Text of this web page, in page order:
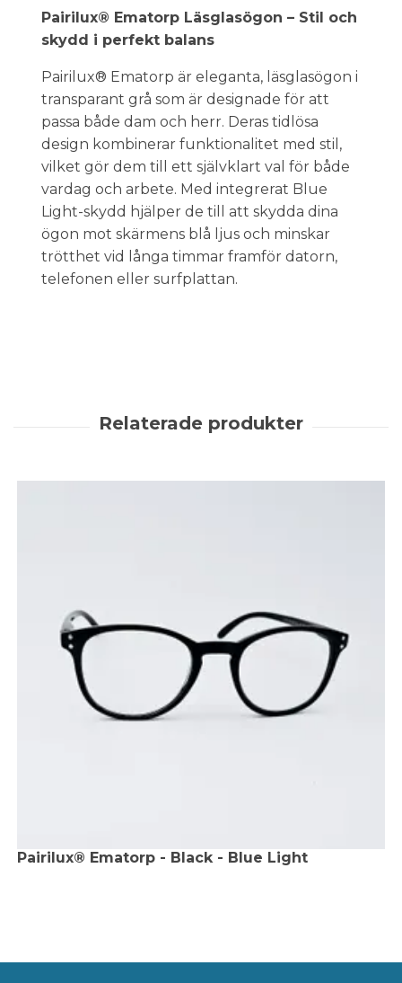
Pairilux® Ematorp Läsglasögon – Stil och
skydd i perfekt balans
Pairilux® Ematorp är eleganta, läsglasögon i
transparant grå som är designade för att
passa både dam och herr. Deras tidlösa
design kombinerar funktionalitet med stil,
vilket gör dem till ett självklart val för både
vardag och arbete. Med integrerat Blue
Light-skydd hjälper de till att skydda dina
ögon mot skärmens blå ljus och minskar
trötthet vid långa timmar framför datorn,
telefonen eller surfplattan.
Pairilux® Ematorp - Black - Blue Light